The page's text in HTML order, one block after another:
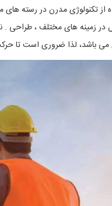
از تکنولوژی مدرن در رسته
زمینه های مختلف ، طراحی .
باشد، لذا ضروری است تا